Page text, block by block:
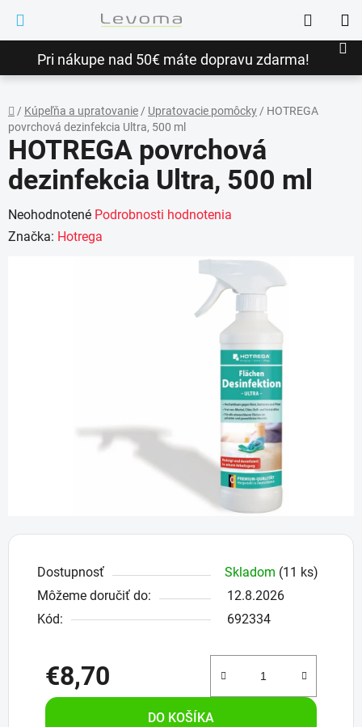
obsah
Pri nákupe nad 50€ máte dopravu zdarma!
Hľadať
Domov
/ Kúpeľňa a upratovanie/ Upratovacie pomôcky/ HOTREGA
povrchová dezinfekcia Ultra, 500 ml
Dostupnosť Skladom (11 ks)
Môžeme doručiť do:
12.8.2026
Kód:
692334
€8,70
Jednotková cena:
DO KOŠÍKA
HOTREGA povrchová
dezinfekcia Ultra, 500 ml
Priemerné
hodnotenie
Neohodnotené Podrobnosti hodnotenia
Značka: Hotrega